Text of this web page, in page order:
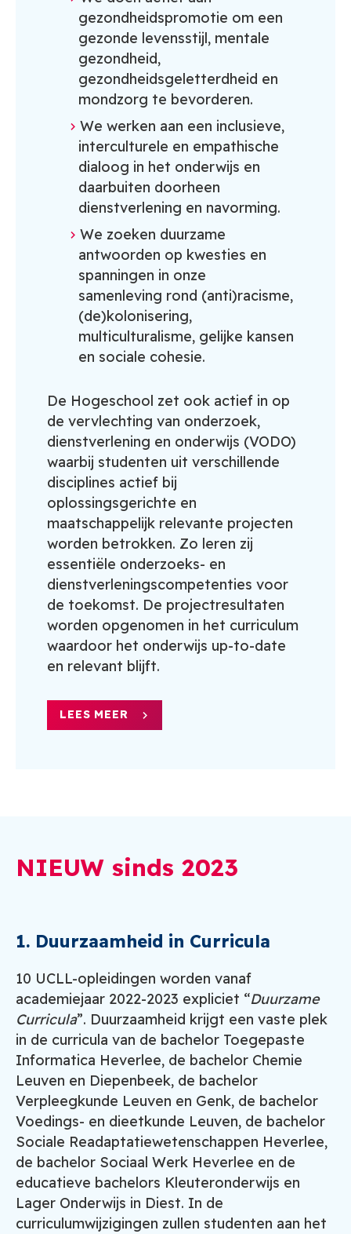
gezondheidspromotie om een
gezonde levensstijl, mentale
gezondheid,
gezondheidsgeletterdheid en
mondzorg te bevorderen.
We werken aan een inclusieve,
interculturele en empathische
dialoog in het onderwijs en
daarbuiten doorheen
dienstverlening en navorming.
We zoeken duurzame
antwoorden op kwesties en
spanningen in onze
samenleving rond (anti)racisme,
(de)kolonisering,
multiculturalisme, gelijke kansen
en sociale cohesie.
De Hogeschool zet ook actief in op
de vervlechting van onderzoek,
dienstverlening en onderwijs (VODO)
waarbij studenten uit verschillende
disciplines actief bij
oplossingsgerichte en
maatschappelijk relevante projecten
worden betrokken. Zo leren zij
essentiële onderzoeks- en
dienstverleningscompetenties voor
de toekomst. De projectresultaten
worden opgenomen in het curriculum
waardoor het onderwijs up-to-date
en relevant blijft.
LEES MEER
NIEUW sinds 2023
1. Duurzaamheid in Curricula
10 UCLL-opleidingen worden vanaf
academiejaar 2022-2023 expliciet “Duurzame
Curricula”. Duurzaamheid krijgt een vaste plek
in de curricula van de bachelor Toegepaste
Informatica Heverlee, de bachelor Chemie
Leuven en Diepenbeek, de bachelor
Verpleegkunde Leuven en Genk, de bachelor
Voedings- en dieetkunde Leuven, de bachelor
Sociale Readaptatiewetenschappen Heverlee,
de bachelor Sociaal Werk Heverlee en de
educatieve bachelors Kleuteronderwijs en
Lager Onderwijs in Diest. In de
curriculumwijzigingen zullen studenten aan het